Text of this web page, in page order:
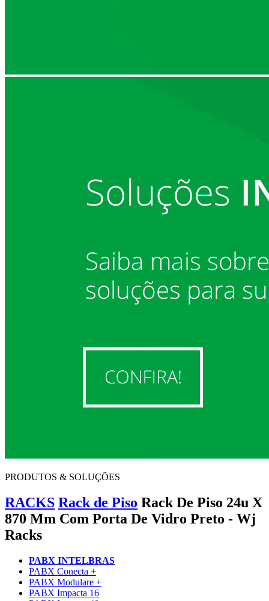
PRODUTOS & SOLUÇÕES
RACKS Rack de Piso Rack De Piso 24u X
870 Mm Com Porta De Vidro Preto - Wj
Racks
PABX INTELBRAS
PABX Conecta +
PABX Modulare +
PABX Impacta 16